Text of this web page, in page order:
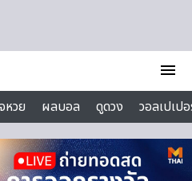
menu
หวย ผลบอล ดูดวง
วอลเปเป